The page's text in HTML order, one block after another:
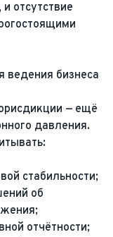
отсутствие
ведения бизнеса
— ещё
давления.
стабильности;
об
отчётности;